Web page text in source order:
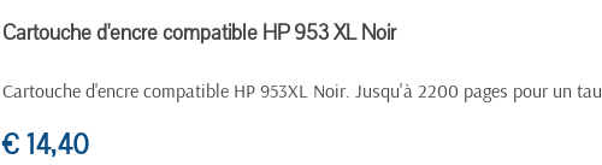
Cartouche d'encre compatible HP 953 XL Noir
Cartouche d'encre compatible HP 953XL Noir. Jusqu'à 2200 pages pour un
€ 14,40